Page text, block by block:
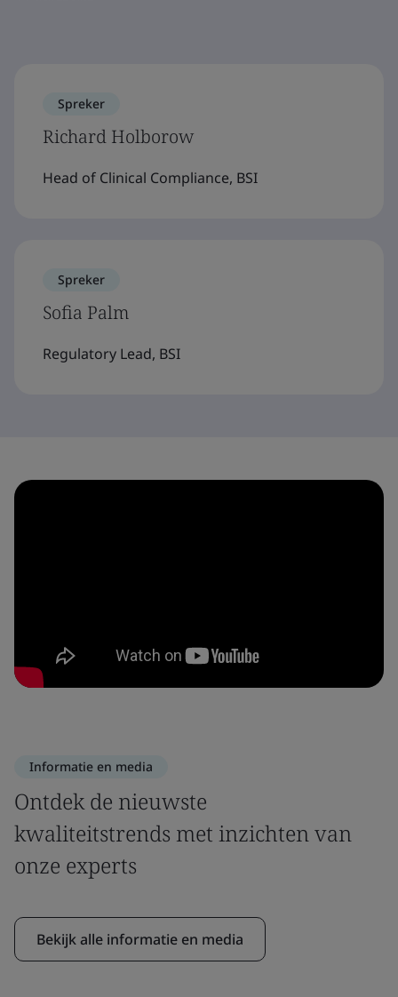
Spreker
Richard Holborow
Head of Clinical Compliance, BSI
Spreker
Sofia Palm
Regulatory Lead, BSI
Informatie en media
Ontdek de nieuwste
kwaliteitstrends met inzichten van
onze experts
Bekijk alle informatie en media